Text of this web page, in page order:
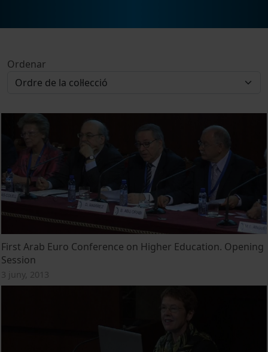
Ordenar
First Arab Euro Conference on Higher Education. Opening
Session
3 juny, 2013